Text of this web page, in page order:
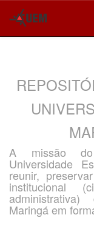
A missão do
Universidade
reunir,
institucional
Maringá em